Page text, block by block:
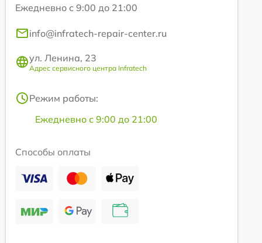
Ежедневно с 9:00 до 21:00
info@infratech-repair-center.ru
ул. Ленина, 23
Адрес сервисного центра Infratech
Режим работы:
Ежедневно с 9:00 до 21:00
Способы оплаты